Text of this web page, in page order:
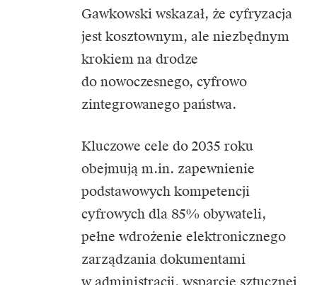
Gawkowski wskazał, że cyfryzacja
jest kosztownym, ale niezbędnym
krokiem na drodze
do nowoczesnego, cyfrowo
zintegrowanego państwa.
Kluczowe cele do 2035 roku
obejmują m.in. zapewnienie
podstawowych kompetencji
cyfrowych dla 85% obywateli,
pełne wdrożenie elektronicznego
zarządzania dokumentami